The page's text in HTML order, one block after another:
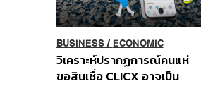
BUSINESS/ ECONOMIC
วิเคราะห์ปรากฏการณ์คนแห่
ขอสินเชื่อ CLICX อาจเป็น